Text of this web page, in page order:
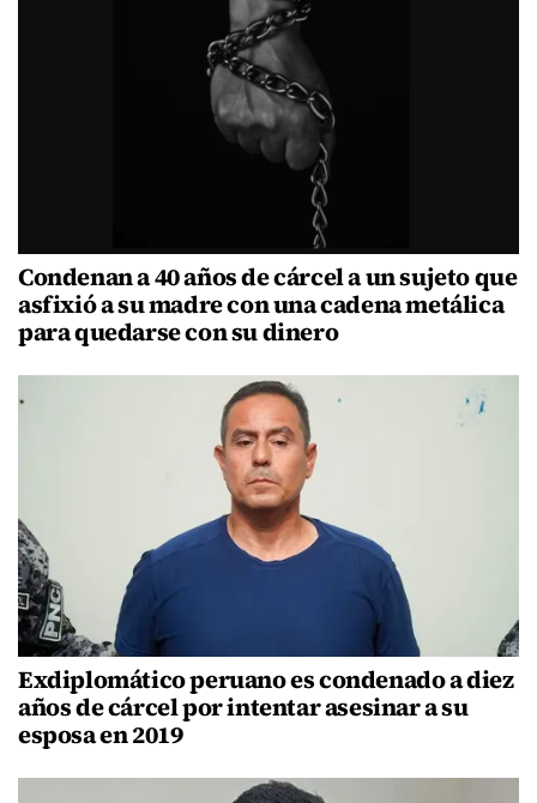
Condenan a 40 años de cárcel a un sujeto que
asfixió a su madre con una cadena metálica
para quedarse con su dinero
Exdiplomático peruano es condenado a diez
años de cárcel por intentar asesinar a su
esposa en 2019